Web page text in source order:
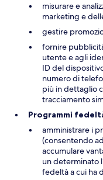
misurare e
marketing e
gestire
fornire
utente e agli
ID del
numero di
più in dettaglio
tracciamento
Programmi
amministrare i
(consentendo
accumulare
un determinato
fedeltà a cui ha